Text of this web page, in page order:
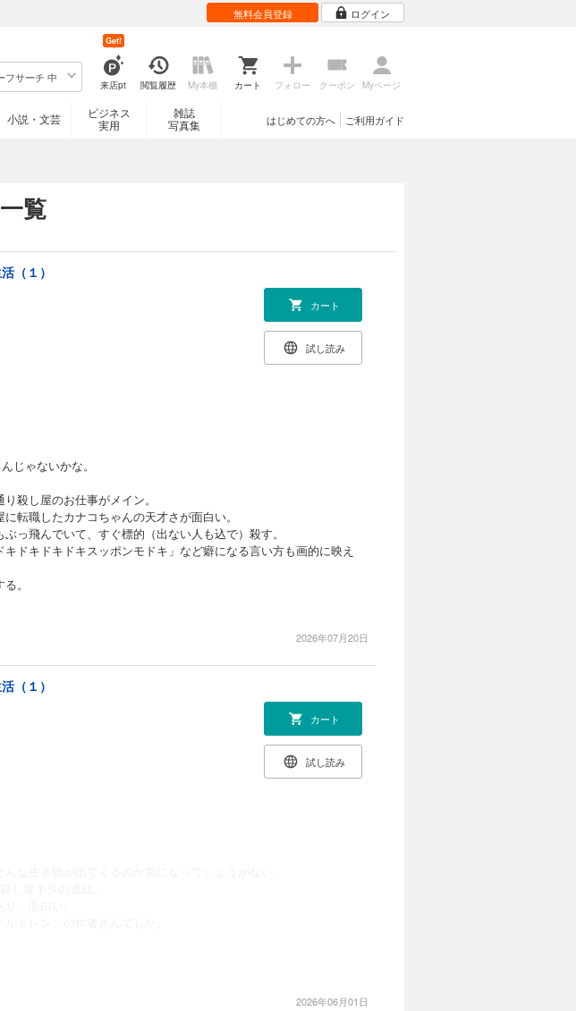
無料会員登録 ログイン
フサーチ 中
来店pt
Get!
閲覧履歴 My本棚 カート フォロー クーポン Myページ
小説・文芸
ビジネス
実用
雑誌
写真集
ご利用ガイド
はじめての方へ
覧
（１）
カート
試し読み
じゃないかな。
殺し屋のお仕事がメイン。
転職したカナコちゃんの天才さが面白い。
っ飛んでいて、すぐ標的（出ない人も込で）殺す。
キドキドキドキスッポンモドキ」など癖になる言い方も画的に映え
。
2026年07月20日
（１）
カート
試し読み
2026年06月01日